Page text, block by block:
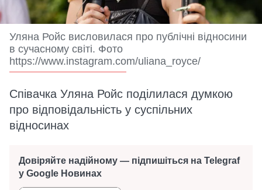
Уляна Ройс висловилася про публічні відносини
в сучасному світі. Фото
https://www.instagram.com/uliana_royce/
Співачка Уляна Ройс поділилася думкою
про відповідальність у суспільних
відносинах
Довіряйте надійному — підпишіться на Telegraf
у Google Новинах